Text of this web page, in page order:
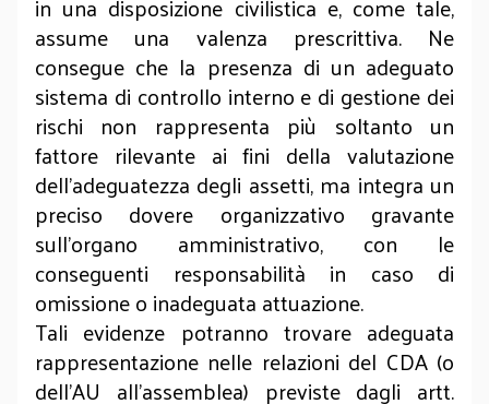
assume una valenza prescrittiva. Ne
consegue che la presenza di un adeguato
sistema di controllo interno e di gestione dei
rischi non rappresenta più soltanto un
fattore rilevante ai fini della valutazione
dell’adeguatezza degli assetti, ma integra un
preciso dovere organizzativo gravante
sull’organo amministrativo, con le
conseguenti responsabilità in caso di
omissione o inadeguata attuazione.
Tali evidenze potranno trovare adeguata
rappresentazione nelle relazioni del CDA (o
dell’AU all’assemblea) previste dagli artt.